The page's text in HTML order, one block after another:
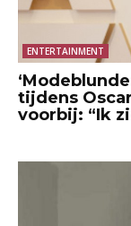
ENTERTAINMENT
tijdens
voorbij: “Ik